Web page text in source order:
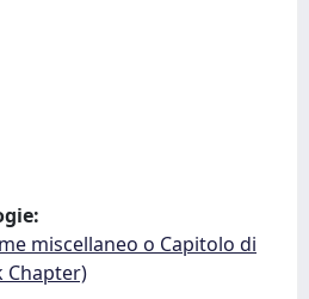
miscellaneo o Capitolo di
Chapter)